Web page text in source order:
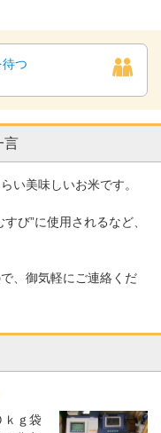
つ
言
い美味しいお米です。
び”に使用されるなど、
、御気軽にご連絡くだ
ｋｇ袋